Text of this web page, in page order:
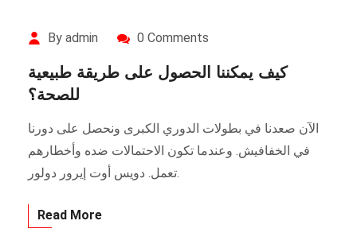
By admin 0 Comments
كيف يمكننا الحصول على طريقة طبيعية
للصحة؟
الآن صعدنا في بطولات الدوري الكبرى ونحصل على دورنا
في الخفافيش. وعندما تكون الاحتمالات ضده وأخطارهم
تعمل. دويس أوت إيرور دولور.
Read More